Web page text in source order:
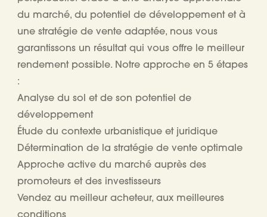
du marché, du potentiel de développement et à
une stratégie de vente adaptée, nous vous
garantissons un résultat qui vous offre le meilleur
rendement possible. Notre approche en 5 étapes
:
Analyse du sol et de son potentiel de
développement
Étude du contexte urbanistique et juridique
Détermination de la stratégie de vente optimale
Approche active du marché auprès des
promoteurs et des investisseurs
Vendez au meilleur acheteur, aux meilleures
conditions